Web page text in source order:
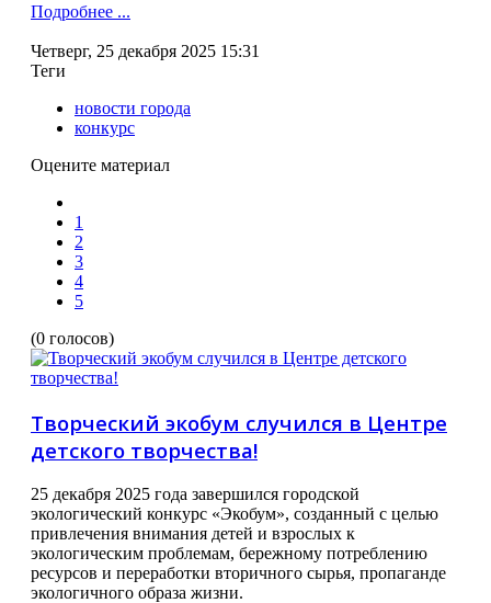
Подробнее ...
Четверг, 25 декабря 2025 15:31
Теги
новости города
конкурс
Оцените материал
1
2
3
4
5
(0 голосов)
Творческий экобум случился в Центре
детского творчества!
25 декабря 2025 года завершился городской
экологический конкурс «Экобум», созданный с целью
привлечения внимания детей и взрослых к
экологическим проблемам, бережному потреблению
ресурсов и переработки вторичного сырья, пропаганде
экологичного образа жизни.